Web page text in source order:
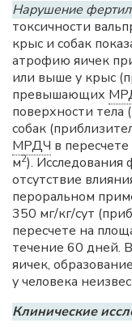
Нарушение
токсичности
крыс и собак
атрофию яичек
или выше у крыс
превышающих
поверхности тела
собак
МРДЧ в
м2). Исследования
отсутствие
пероральном
350 мг/кг/сут
пересчете на
течение 60 дней.
яичек,
у человека
Клинические